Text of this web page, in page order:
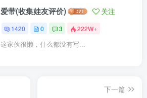
爱带(收集娃友评价) 关注
1420 0 3 222W+
这家伙很懒，什么都没有写...
下一篇